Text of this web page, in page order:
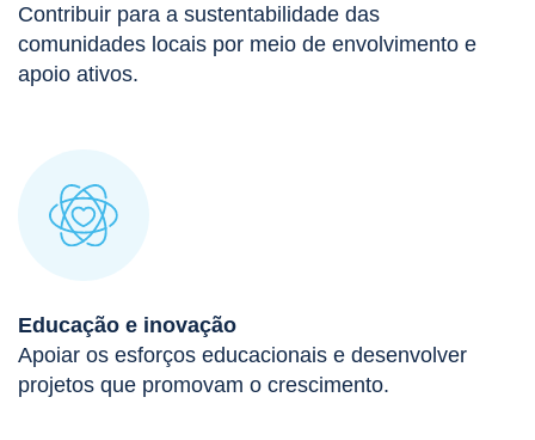
Contribuir para a sustentabilidade das
comunidades locais por meio de envolvimento e
apoio ativos.
Educação e inovação
Apoiar os esforços educacionais e desenvolver
projetos que promovam o crescimento.